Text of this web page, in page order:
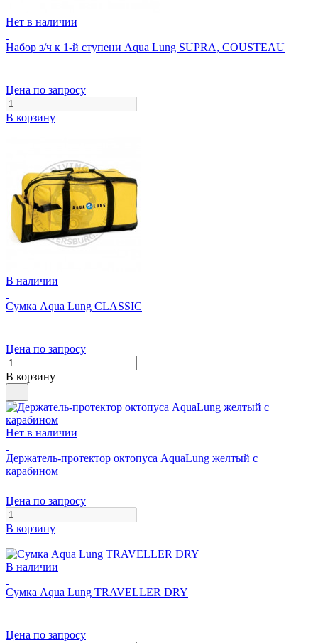
Нет в наличии
Набор з/ч к 1-й ступени Aqua Lung SUPRA, COUSTEAU
Цена по запросу
В корзину
В наличии
Сумка Aqua Lung CLASSIC
Цена по запросу
В корзину
Нет в наличии
Держатель-протектор октопуса AquaLung желтый с
карабином
Цена по запросу
В корзину
В наличии
Сумка Aqua Lung TRAVELLER DRY
Цена по запросу